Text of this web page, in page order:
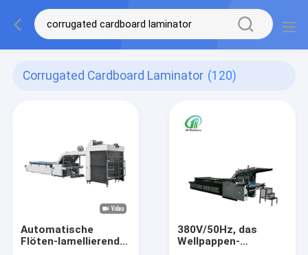
Corrugated Cardboard Laminator (120)
Automatische
Flöten-lamellierende
380V/50Hz, das
Wellpappen-